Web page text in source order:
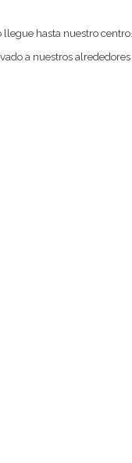
hasta nuestro centro…
a nuestros